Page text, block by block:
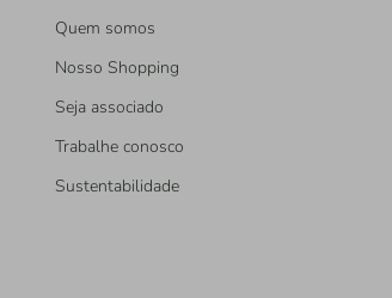
Quem somos
Nosso Shopping
Seja associado
Trabalhe conosco
Sustentabilidade